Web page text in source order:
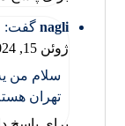
nagli گفت:
ژوئن 15, 2024 در 10:36 ق.ظ
سلام من
تهران